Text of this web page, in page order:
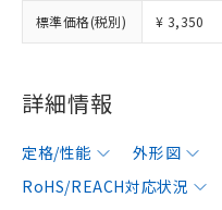
標準価格(税別) ¥ 3,350
詳細情報
定格/性能 外形図
RoHS/REACH対応状況